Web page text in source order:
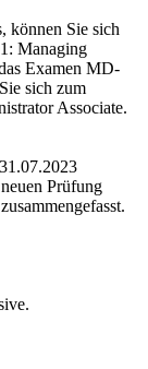
können Sie sich
Managing
Examen MD-
sich zum
Associate.
Prüfung